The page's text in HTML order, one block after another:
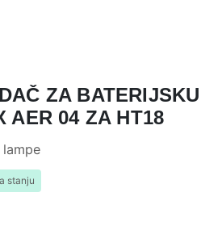
ZA BATERIJSKU
AER 04 ZA HT18
stanju